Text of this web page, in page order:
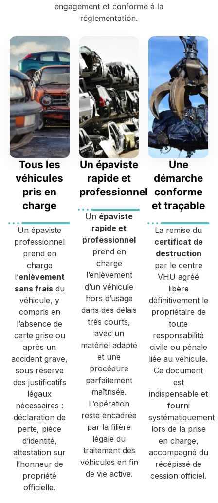
engagement et conforme à la
réglementation.
Tous les
véhicules
pris en
charge
Un épaviste
professionnel
prend en
charge
l’enlèvement
sans fraisdu
véhicule, y
compris en
l’absence de
carte grise ou
après un
accident grave,
sous réserve
des justificatifs
légaux
nécessaires :
déclaration de
perte, pièce
d’identité,
attestation sur
l’honneur de
propriété
officielle.
Un épaviste
rapide et
professionnel
Un épaviste
rapide et
professionnel
prend en
charge
l’enlèvement
d’un véhicule
hors d’usage
dans des délais
très courts,
avec un
matériel adapté
et une
procédure
parfaitement
maîtrisée.
L’opération
reste encadrée
par la filière
légale du
traitement des
véhicules en fin
de vie active.
Une
démarche
conforme
et traçable
La remise du
certificat de
destruction
par le centre
VHU agréé
libère
définitivement le
propriétaire de
toute
responsabilité
civile ou pénale
liée au véhicule.
Ce document
est
indispensable et
fourni
systématiquement
lors de la prise
en charge,
accompagné du
récépissé de
cession officiel.